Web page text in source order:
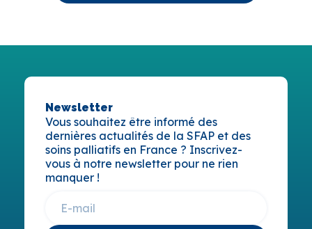
Newsletter
Vous souhaitez être informé des
dernières actualités de la SFAP et des
soins palliatifs en France ? Inscrivez-
vous à notre newsletter pour ne rien
manquer !